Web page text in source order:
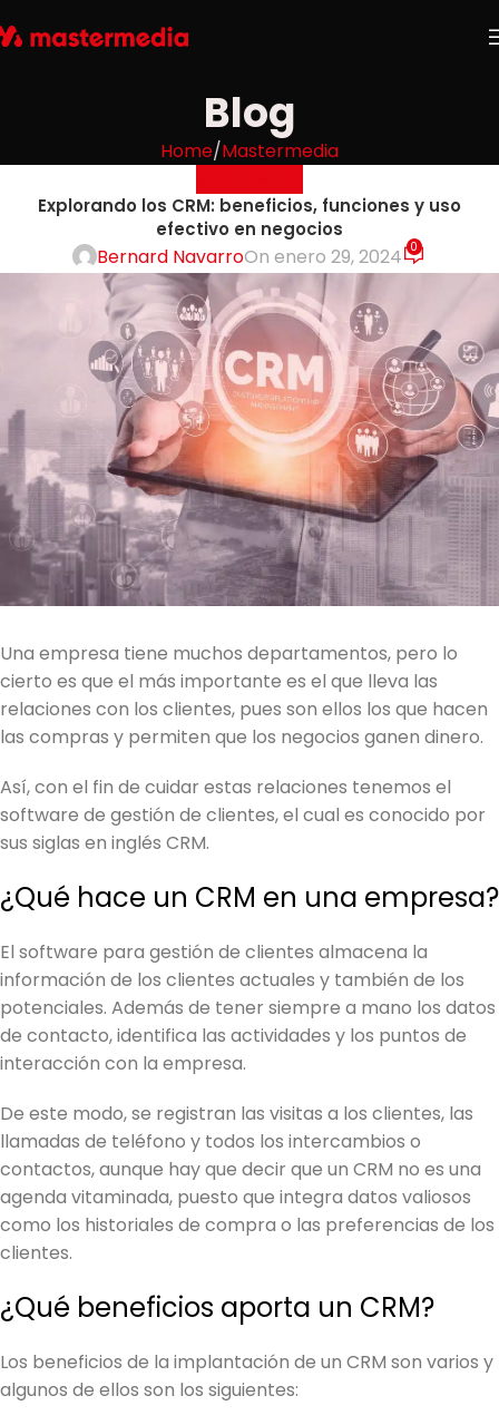
Blog
Home Mastermedia
Explorando los CRM: beneficios, funciones y uso
efectivo en negocios
Bernard NavarroOn enero 29, 2024 0
Una empresa tiene muchos departamentos, pero lo
cierto es que el más importante es el que lleva las
relaciones con los clientes, pues son ellos los que hacen
las compras y permiten que los negocios ganen dinero.
Así, con el fin de cuidar estas relaciones tenemos el
software de gestión de clientes, el cual es conocido por
sus siglas en inglés CRM.
¿Qué hace un CRM en una empresa?
El software para gestión de clientes almacena la
información de los clientes actuales y también de los
potenciales. Además de tener siempre a mano los datos
de contacto, identifica las actividades y los puntos de
interacción con la empresa.
De este modo, se registran las visitas a los clientes, las
llamadas de teléfono y todos los intercambios o
contactos, aunque hay que decir que un CRM no es una
agenda vitaminada, puesto que integra datos valiosos
como los historiales de compra o las preferencias de los
clientes.
¿Qué beneficios aporta un CRM?
Los beneficios de la implantación de un CRM son varios y
algunos de ellos son los siguientes: